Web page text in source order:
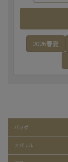
2026春夏
バッグ
アパレル